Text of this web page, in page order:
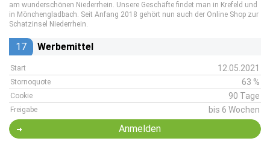
am wunderschönen Niederrhein. Unsere Geschäfte findet man in Krefeld und
in Mönchengladbach. Seit Anfang 2018 gehört nun auch der Online Shop zur
Schatzinsel Niederrhein.
17 Werbemittel
Start 12.05.2021
Stornoquote 63 %
Cookie 90 Tage
Freigabe bis 6 Wochen
Anmelden